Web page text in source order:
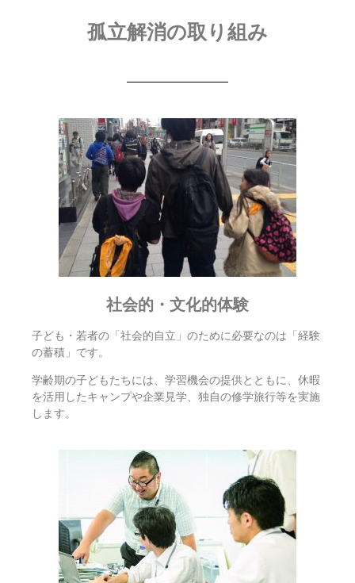
孤立解消の取り組み
社会的・文化的体験
子ども・若者の「社会的自立」のために必要なのは「経験
の蓄積」です。
学齢期の子どもたちには、学習機会の提供とともに、休暇
を活用したキャンプや企業見学、独自の修学旅行等を実施
します。